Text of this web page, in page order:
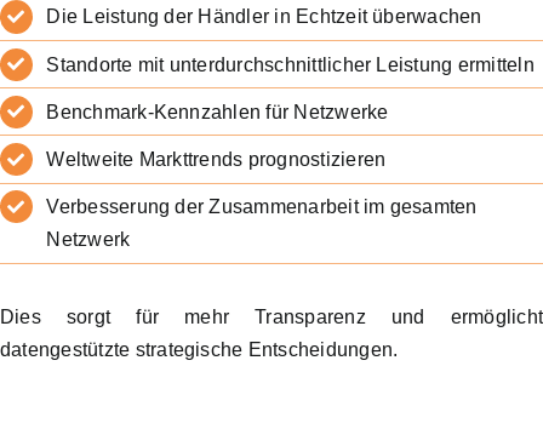
Die Leistung der Händler in Echtzeit überwachen
Standorte mit unterdurchschnittlicher Leistung ermitteln
Benchmark-Kennzahlen für Netzwerke
Weltweite Markttrends prognostizieren
Verbesserung der Zusammenarbeit im gesamten
Netzwerk
Dies sorgt für mehr Transparenz und ermöglicht
datengestützte strategische Entscheidungen.